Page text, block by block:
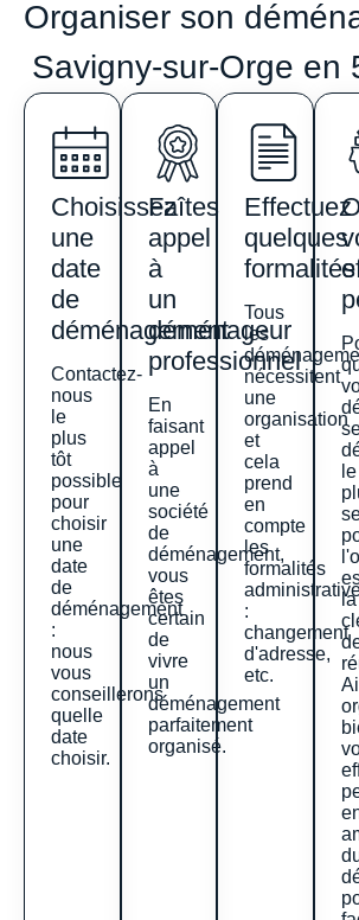
Organiser son
Savigny-sur-Orge en
Choisissez
une
date
de
déménagement
Contactez-
nous
le
plus
tôt
possible
pour
choisir
une
date
de
déménagement
:
nous
vous
conseillerons
quelle
date
choisir.
Faîtes
appel
à
un
déménageur
professionnel
En
faisant
appel
à
une
société
de
déménagement,
vous
êtes
certain
de
vivre
un
déménagement
parfaitement
organisé.
Effectuez
quelques
formalités
Tous
les
nécessitent
une
organisation
et
cela
prend
en
compte
les
formalités
:
changement
d'adresse,
etc.
le
la